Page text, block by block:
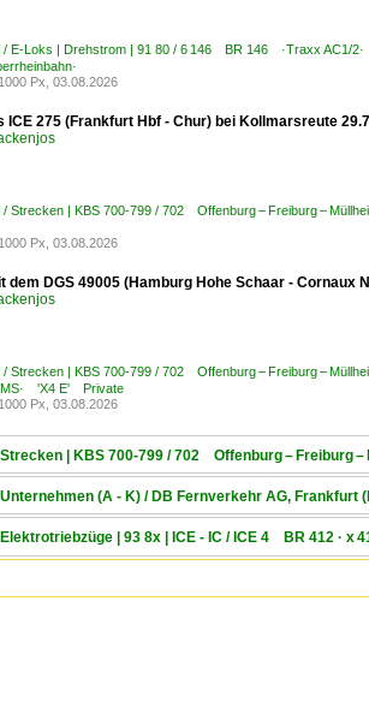
/ E-Loks | Drehstrom | 91 80 / 6 146 BR 146 ·Traxx AC1/
Px, 03.08.2026
ICE 275 (Frankfurt Hbf - Chur) bei Kollmarsreute
/ Strecken | KBS 700-799 / 702 Offenburg – Freiburg –
Px, 03.08.2026
dem DGS 49005 (Hamburg Hohe Schaar - Cornaux
/ Strecken | KBS 700-799 / 702 Offenburg – Freiburg –
MS· 'X4 E' Private
Px, 03.08.2026
| KBS 700-799 / 702 Offenburg – Freiburg
(A - K) / DB Fernverkehr AG, Frankfurt
| 93 8x | ICE - IC / ICE 4 BR 412 · x